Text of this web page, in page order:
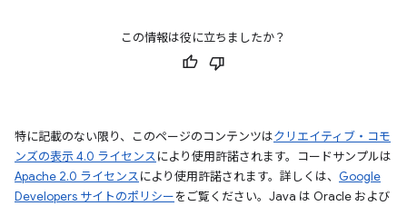
この情報は役に立ちましたか？
特に記載のない限り、このページのコンテンツはクリエイティブ・コモ
ンズの表示 4.0 ライセンスにより使用許諾されます。コードサンプルは
Apache 2.0 ライセンスにより使用許諾されます。詳しくは、 Google
Developers サイトのポリシーをご覧ください。Java は Oracle および